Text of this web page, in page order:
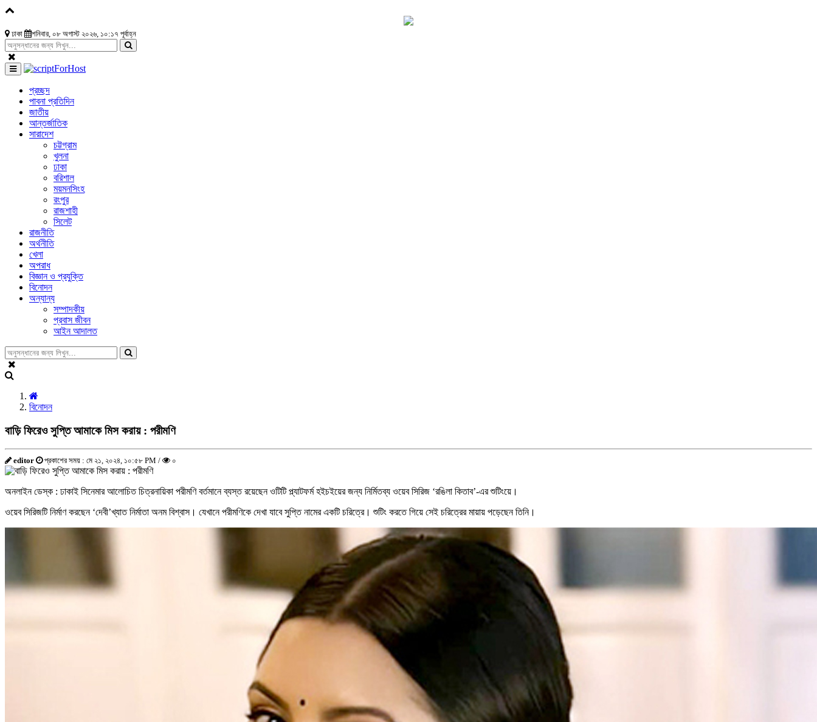
ঢাকা শনিবার, ০৮ অগাস্ট ২০২৬, ১০:১৭ পূর্বাহ্ন
প্রচ্ছদ
পাবনা প্রতিদিন
জাতীয়
আন্তর্জাতিক
সারাদেশ
চট্টগ্রাম
খুলনা
ঢাকা
বরিশাল
ময়মনসিংহ
রংপুর
রাজশাহী
সিলেট
রাজনীতি
অর্থনীতি
খেলা
অপরাধ
বিজ্ঞান ও প্রযুক্তি
বিনোদন
অন্যান্য
সম্পাদকীয়
প্রবাস জীবন
আইন আদালত
বিনোদন
বাড়ি ফিরেও সুপ্তি আমাকে মিস করায় : পরীমণি
editor প্রকাশের সময় : মে ২১, ২০২৪, ১০:৫৮ PM / ০
অনলাইন ডেস্ক : ঢাকাই সিনেমার আলোচিত চিত্রনায়িকা পরীমণি বর্তমানে ব্যস্ত রয়েছেন ওটিটি প্ল্যাটফর্ম হইচইয়ের জন্য নির্মিতব্য ওয়েব সিরিজ ‘রঙিলা কিতাব’-এর শুটিংয়ে।
ওয়েব সিরিজটি নির্মাণ করছেন ‘দেবী’খ্যাত নির্মাতা অনম বিশ্বাস। যেখানে পরীমণিকে দেখা যাবে সুপ্তি নামের একটি চরিত্রে। শুটিং করতে গিয়ে সেই চরিত্রের মায়ায় পড়েছেন তিনি।